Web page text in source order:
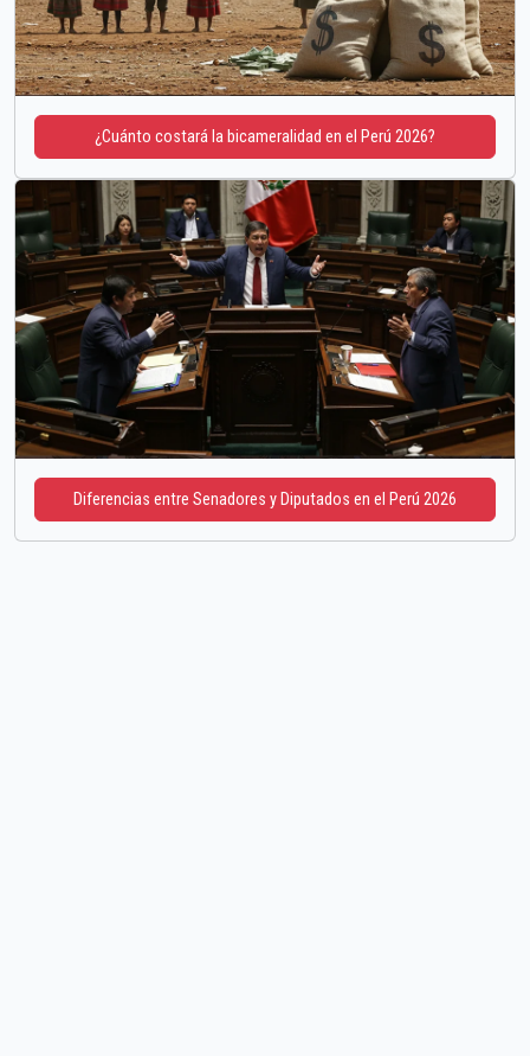
¿Cuánto costará la bicameralidad en el Perú 2026?
Diferencias entre Senadores y Diputados en el Perú 2026